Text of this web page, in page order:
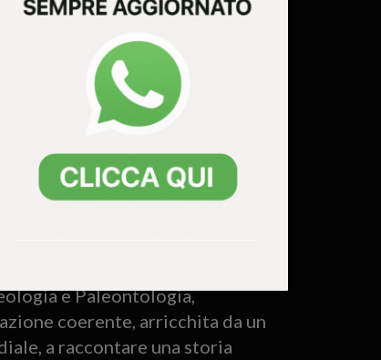
Di grande interesse sono
siti fossili del Paese, Bolca
“la spiaggia delle
sito veronese. Restando
è rappresentato da un
dei dinosauri,
fossile perfetto, frutto di una
3.800 metri quadrati, più una
percorso espositivo i
e Paleontologia,
coerente, arricchita da un
a raccontare una storia